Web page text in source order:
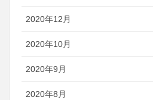
2020年12月
2020年10月
2020年9月
2020年8月